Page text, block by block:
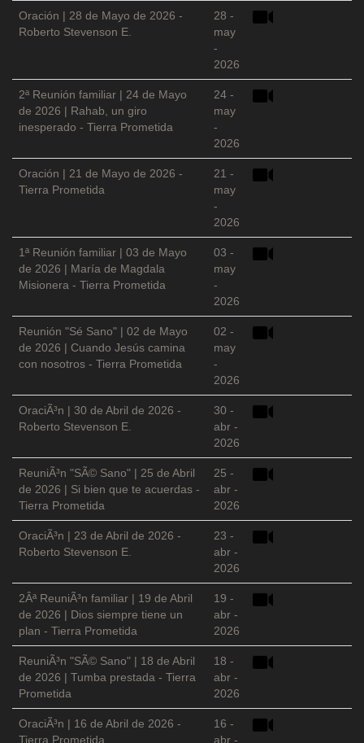
Oración | 28 de Mayo de 2026 -
Roberto Stevenson E.
28 -
may
-
2026
2ª Reunión familiar | 24 de Mayo
de 2026 | Rahab, un giro
inesperado - Tierra Prometida
24 -
may
-
2026
Oración | 21 de Mayo de 2026 -
Tierra Prometida
21 -
may
-
2026
1ª Reunión familiar | 03 de Mayo
de 2026 | María de Magdala
Misionera - Tierra Prometida
03 -
may
-
2026
Reunión "Sé Sano" | 02 de Mayo
de 2026 | Cuando Jesús camina
con nosotros - Tierra Prometida
02 -
may
-
2026
OraciÃ³n | 30 de Abril de 2026 -
Roberto Stevenson E.
30 -
abr -
2026
ReuniÃ³n "SÃ© Sano" | 25 de Abril
de 2026 | Si bien que te acuerdas -
Tierra Prometida
25 -
abr -
2026
OraciÃ³n | 23 de Abril de 2026 -
Roberto Stevenson E.
23 -
abr -
2026
2Âª ReuniÃ³n familiar | 19 de Abril
de 2026 | Dios siempre tiene un
plan - Tierra Prometida
19 -
abr -
2026
ReuniÃ³n "SÃ© Sano" | 18 de Abril
de 2026 | Tumba prestada - Tierra
Prometida
18 -
abr -
2026
OraciÃ³n | 16 de Abril de 2026 -
Tierra Prometida
16 -
abr -